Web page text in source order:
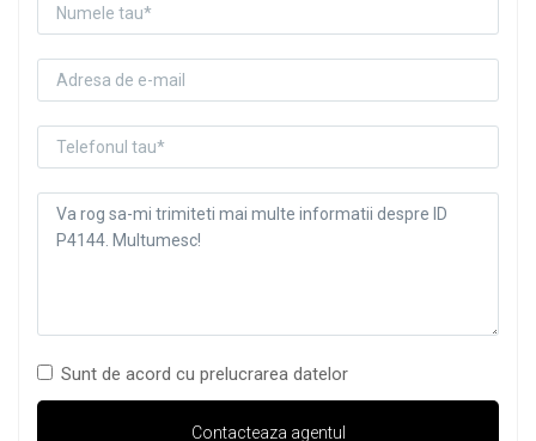
Sunt de acord cu prelucrarea datelor